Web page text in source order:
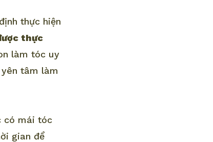
thực hiện
thực
làm tóc uy
tâm làm
có mái tóc
gian để